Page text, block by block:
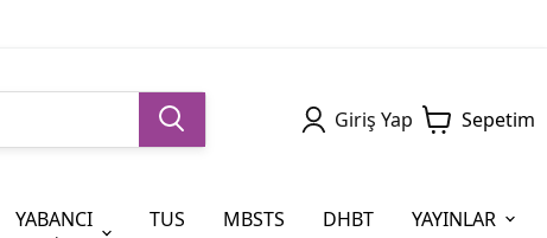
Giriş Yap Sepetim
YABANCI
TUS MBSTS DHBT YAYINLAR